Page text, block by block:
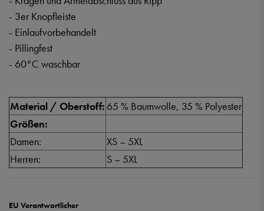
- 3er Knopfleiste
- Einlaufvorbehandelt
- Pillingfest
- 60°C waschbar
Material / Oberstoff: 65 % Baumwolle, 35 % Polyester
Größen:
Damen:
XS – 5XL
Herren:
S – 5XL
EU Verantwortlicher